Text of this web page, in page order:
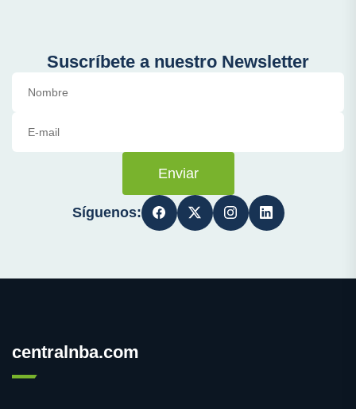
Suscríbete a nuestro Newsletter
Enviar
Síguenos:
centralnba.com